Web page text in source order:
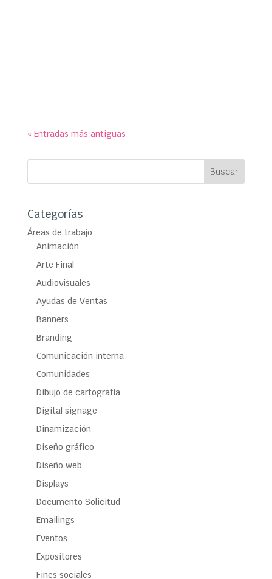
« Entradas más antiguas
Categorías
Áreas de trabajo
Animación
Arte Final
Audiovisuales
Ayudas de Ventas
Banners
Branding
Comunicación interna
Comunidades
Dibujo de cartografía
Digital signage
Dinamización
Diseño gráfico
Diseño web
Displays
Documento Solicitud
Emailings
Eventos
Expositores
Fines sociales